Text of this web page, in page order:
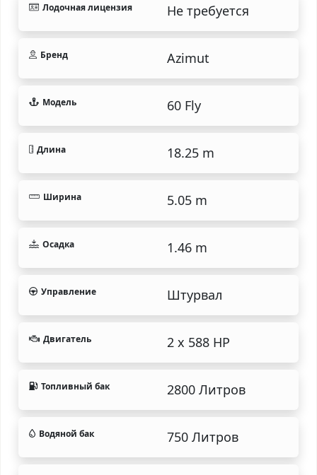
Лодочная лицензия Не требуется
Бренд Azimut
Модель 60 Fly
Длина 18.25 m
Ширина 5.05 m
Осадка 1.46 m
Управление Штурвал
Двигатель 2 x 588 HP
Топливный бак 2800 Литров
Водяной бак 750 Литров